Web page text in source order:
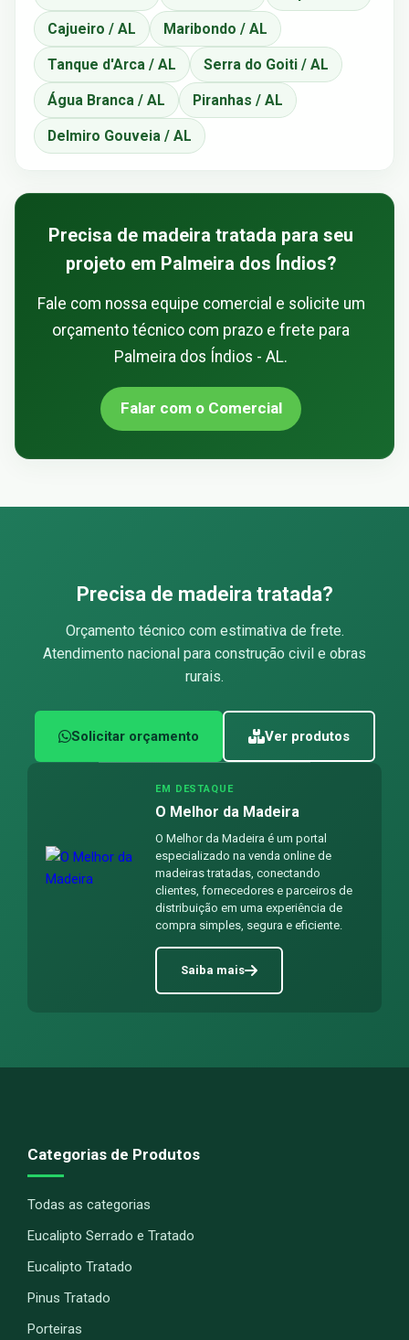
Cajueiro / AL Maribondo / AL
Tanque d'Arca / AL Serra do Goiti / AL
Água Branca / AL Piranhas / AL
Delmiro Gouveia / AL
Precisa de madeira tratada para seu
projeto em Palmeira dos Índios?
Fale com nossa equipe comercial e solicite um
orçamento técnico com prazo e frete para
Palmeira dos Índios - AL.
Falar com o Comercial
Precisa de madeira tratada?
Orçamento técnico com estimativa de frete.
Atendimento nacional para construção civil e obras
rurais.
Solicitar orçamento Ver produtos
EM DESTAQUE
O Melhor da Madeira
O Melhor da Madeira é um portal
especializado na venda online de
madeiras tratadas, conectando
clientes, fornecedores e parceiros de
distribuição em uma experiência de
compra simples, segura e eficiente.
Saiba mais
Categorias de Produtos
Todas as categorias
Eucalipto Serrado e Tratado
Eucalipto Tratado
Pinus Tratado
Porteiras